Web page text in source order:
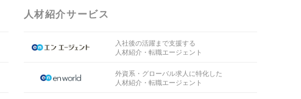
人材紹介サービス
入社後の活躍まで支援する
人材紹介・転職エージェント
外資系・グローバル求人に特化した
人材紹介・転職エージェント